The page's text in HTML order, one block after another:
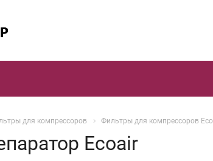
для компрессоров Фильтры для компрессоров
Ecoair